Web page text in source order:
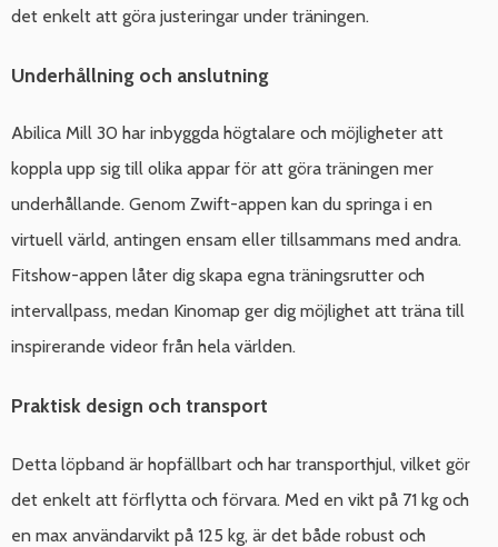
det enkelt att göra justeringar under träningen.
Underhållning och anslutning
Abilica Mill 30 har inbyggda högtalare och möjligheter att
koppla upp sig till olika appar för att göra träningen mer
underhållande. Genom Zwift-appen kan du springa i en
virtuell värld, antingen ensam eller tillsammans med andra.
Fitshow-appen låter dig skapa egna träningsrutter och
intervallpass, medan Kinomap ger dig möjlighet att träna till
inspirerande videor från hela världen.
Praktisk design och transport
Detta löpband är hopfällbart och har transporthjul, vilket gör
det enkelt att förflytta och förvara. Med en vikt på 71 kg och
en max användarvikt på 125 kg, är det både robust och